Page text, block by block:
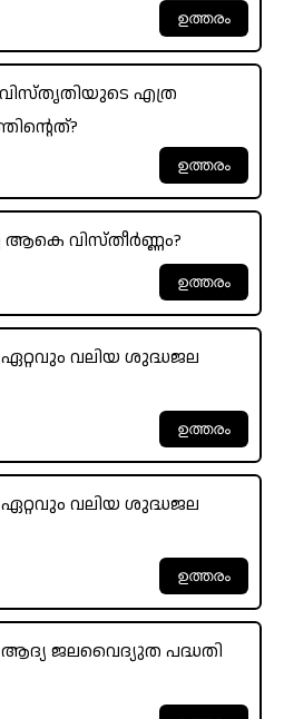
എത്ര
ആകെ വിസ്തീർണ്ണം?
വലിയ ശുദ്ധജല
വലിയ ശുദ്ധജല
ആദ്യ ജലവൈദ്യുത പദ്ധതി